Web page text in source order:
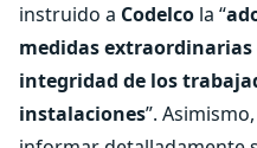
instruido a Codelco la “
medidas
integridad de los
instalaciones”.